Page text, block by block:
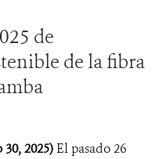
de
de la fibra
2025)El pasado 26